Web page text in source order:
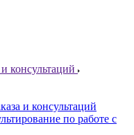
консультаций
и консультаций
по работе с